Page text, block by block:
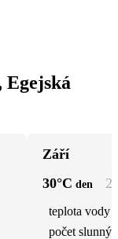
Září
30°C den
teplota vody
počet